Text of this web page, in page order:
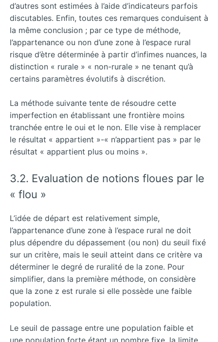
d’autres sont estimées à l’aide d’indicateurs parfois
discutables. Enfin, toutes ces remarques conduisent à
la même conclusion ; par ce type de méthode,
l’appartenance ou non d’une zone à l’espace rural
risque d’ètre déterminée à partir d’infimes nuances, la
distinction « rurale » « non-rurale » ne tenant qu’à
certains paramètres évolutifs à discrétion.
La méthode suivante tente de résoudre cette
imperfection en établissant une frontière moins
tranchée entre le oui et le non. Elle vise à remplacer
le résultat « appartient »-« n’appartient pas » par le
résultat « appartient plus ou moins ».
3.2. Evaluation de notions floues par le
« flou »
L’idée de départ est relativement simple,
l’appartenance d’une zone à l’espace rural ne doit
plus dépendre du dépassement (ou non) du seuil fixé
sur un critère, mais le seuil atteint dans ce critère va
déterminer le degré de ruralité de la zone. Pour
simplifier, dans la première méthode, on considère
que la zone z est rurale si elle possède une faible
population.
Le seuil de passage entre une population faible et
une population forte étant un nombre fixe, la limite